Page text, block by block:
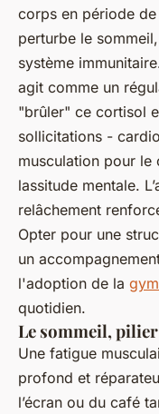
corps en période
perturbe le
système
agit comme un
"brûler" ce cortisol
sollicitations -
musculation pour
lassitude mentale.
relâchement
Opter pour une
un
l'adoption de la
quotidien.
Le sommeil,
Une fatigue
profond et
l’écran ou du café